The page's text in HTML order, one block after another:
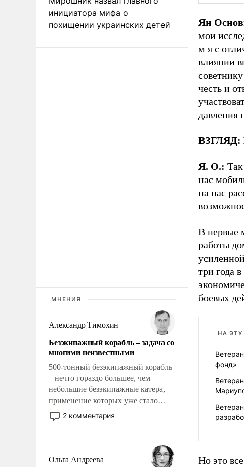
инициатора мифа о
похищении украинских детей
МНЕНИЯ
Александр Тимохин
Безэкипажный корабль – задача со
многими неизвестными
500-тонный безэкипажный корабль
– нечто гораздо большее, чем
небольшие безэкипажные катера,
применение которых уже стало
обыденностью. Задача по созданию
такого корабля очень сложна и
реализация радикально поднимет
наши боевые возможности.
2 комментария
Ольга Андреева
Ян
мои
м я с
влиянии
честь и
давления
ВЗГЛЯД:
Я. О.:
нас
на нас
В первые
работы
три года
боевых
НА
фонд»
Но это